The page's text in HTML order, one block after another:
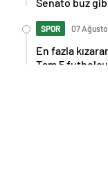
Senato buz
SPOR 07
En fazla
Tam 5